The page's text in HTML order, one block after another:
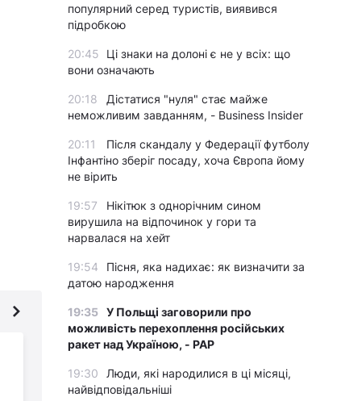
У ГУР розповіли про
роботу над
поверненням
популярний серед туристів, виявився
підробкою
20:45
Ці знаки на долоні є не у всіх: що
вони означають
20:18
Дістатися "нуля" стає майже
неможливим завданням, - Business Insider
20:11
Після скандалу у Федерації футболу
Інфантіно зберіг посаду, хоча Європа йому
не вірить
19:57
Нікітюк з однорічним сином
вирушила на відпочинок у гори та
нарвалася на хейт
19:54
Пісня, яка надихає: як визначити за
датою народження
19:35 У Польщі заговорили про
можливість перехоплення російських
ракет над Україною, - PAP
19:30
Люди, які народилися в ці місяці,
найвідповідальніші